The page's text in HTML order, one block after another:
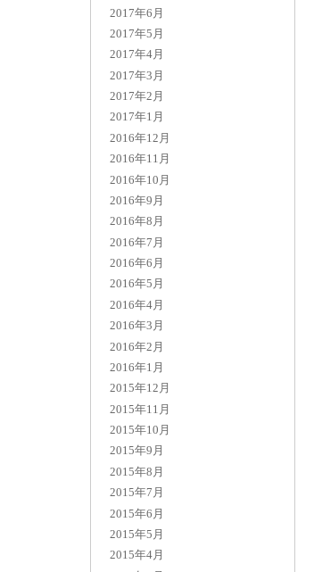
2017年6月
2017年5月
2017年4月
2017年3月
2017年2月
2017年1月
2016年12月
2016年11月
2016年10月
2016年9月
2016年8月
2016年7月
2016年6月
2016年5月
2016年4月
2016年3月
2016年2月
2016年1月
2015年12月
2015年11月
2015年10月
2015年9月
2015年8月
2015年7月
2015年6月
2015年5月
2015年4月